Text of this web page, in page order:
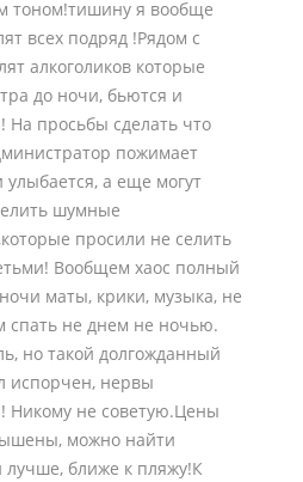
тоном!тишину я вообще
всех подряд !Рядом с
алкоголиков которые
до ночи, бьются и
На просьбы сделать что
пожимает
а еще могут
шумные
просили не селить
Вообщем хаос полный
маты, крики, музыка, не
спать не днем не ночью.
но такой долгожданный
испорчен, нервы
Никому не советую.Цены
можно найти
лучше, ближе к пляжу!К